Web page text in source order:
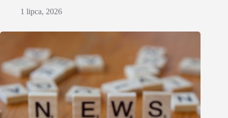
1 lipca, 2026